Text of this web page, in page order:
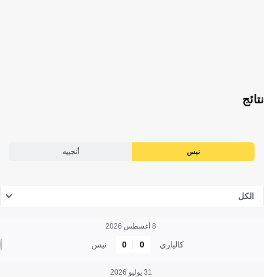
نتائج
نيس أنجييه
الكل
8 أغسطس 2026
كالياري 0
0 نيس
31 يوليو 2026